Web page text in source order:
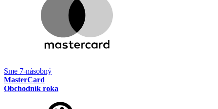
Sme 7-násobný
MasterCard
Obchodník roka